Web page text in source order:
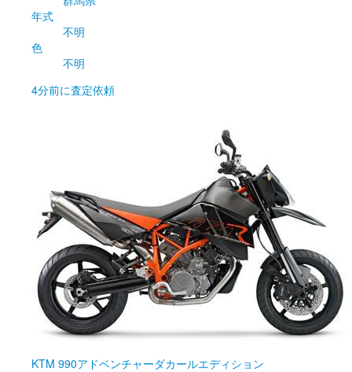
年式
不明
色
不明
4分前に査定依頼
KTM 990アドベンチャーダカールエディション